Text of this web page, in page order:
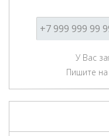
У Вас
Пишите на